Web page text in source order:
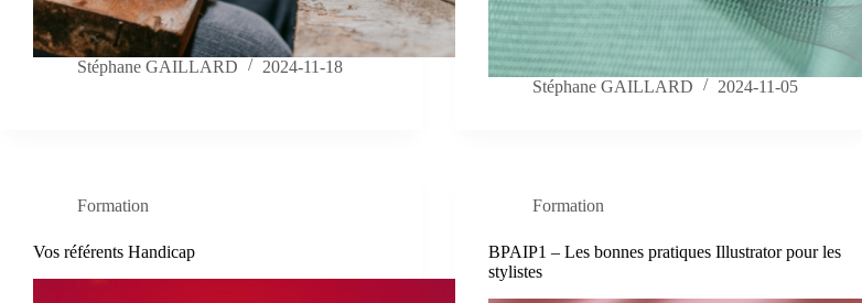
Stéphane GAILLARD 2024-11-18
Stéphane GAILLARD 2024-11-05
Formation
Vos référents Handicap
Formation
BPAIP1 – Les bonnes pratiques Illustrator pour les
stylistes